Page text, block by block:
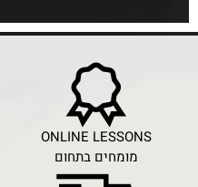
ONLINE LESSONS
מומחים בתחום